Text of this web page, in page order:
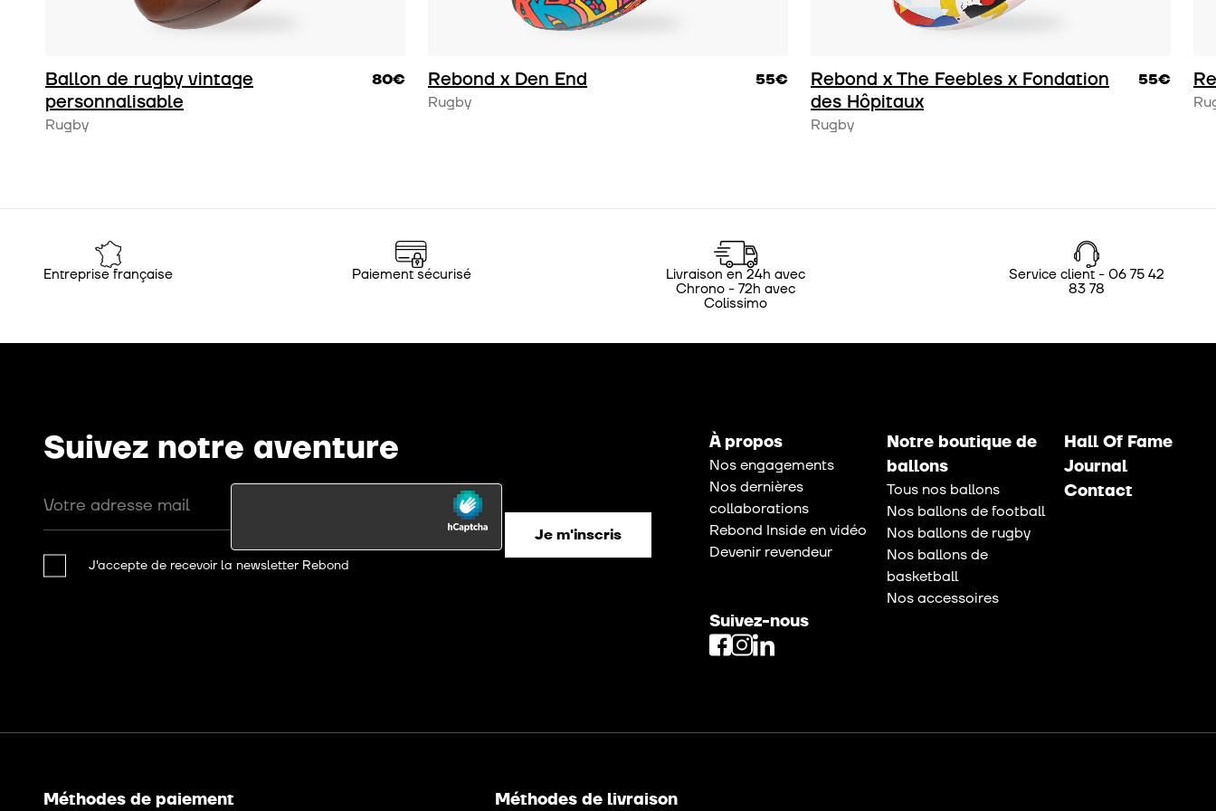
Ballon de rugby vintage
personnalisable
Rugby
80€ Rebond x Den End
Rugby
55€
Rebond x The Feebles x Fondation
des Hôpitaux
Rugby
55€
Entreprise française Paiement sécurisé
Livraison en 24h avec
Chrono - 72h avec
Colissimo
Service client - 06 75 42
83 78
Suivez notre aventure
Votre adresse mail
J'accepte de recevoir la newsletter Rebond
À propos
Nos engagements
Nos dernières
collaborations
Rebond Inside en vidéo
Devenir revendeur
Notre boutique de
ballons
Tous nos ballons
Nos ballons de football
Nos ballons de rugby
Nos ballons de
basketball
Nos accessoires
Hall Of Fame
Journal
Contact
Suivez-nous
Méthodes de paiement Méthodes de livraison